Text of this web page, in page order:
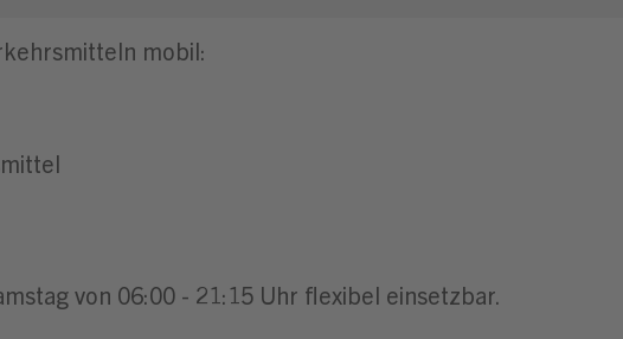
mobil:
von 06:00 - 21:15 Uhr flexibel einsetzbar.